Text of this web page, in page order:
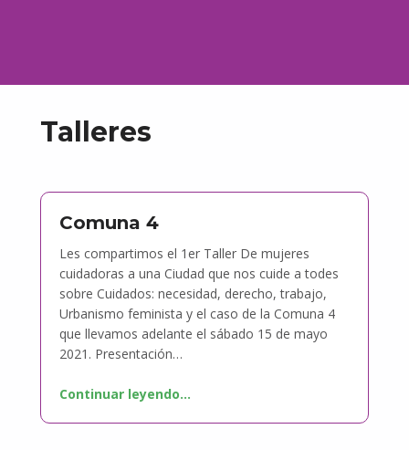
Talleres
Comuna 4
Les compartimos el 1er Taller De mujeres
cuidadoras a una Ciudad que nos cuide a todes
sobre Cuidados: necesidad, derecho, trabajo,
Urbanismo feminista y el caso de la Comuna 4
que llevamos adelante el sábado 15 de mayo
2021. Presentación…
Continuar leyendo…